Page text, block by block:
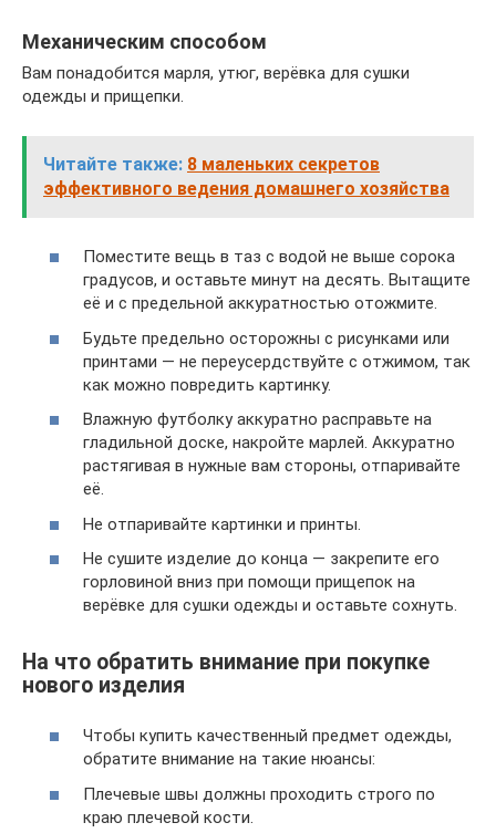
Механическим способом
Вам понадобится марля, утюг, верёвка для сушки
одежды и прищепки.
Читайте также: 8 маленьких секретов
эффективного ведения домашнего хозяйства
Поместите вещь в таз с водой не выше сорока
градусов, и оставьте минут на десять. Вытащите
её и с предельной аккуратностью отожмите.
Будьте предельно осторожны с рисунками или
принтами — не переусердствуйте с отжимом, так
как можно повредить картинку.
Влажную футболку аккуратно расправьте на
гладильной доске, накройте марлей. Аккуратно
растягивая в нужные вам стороны, отпаривайте
её.
Не отпаривайте картинки и принты.
Не сушите изделие до конца — закрепите его
горловиной вниз при помощи прищепок на
верёвке для сушки одежды и оставьте сохнуть.
На что обратить внимание при покупке
нового изделия
Чтобы купить качественный предмет одежды,
обратите внимание на такие нюансы:
Плечевые швы должны проходить строго по
краю плечевой кости.